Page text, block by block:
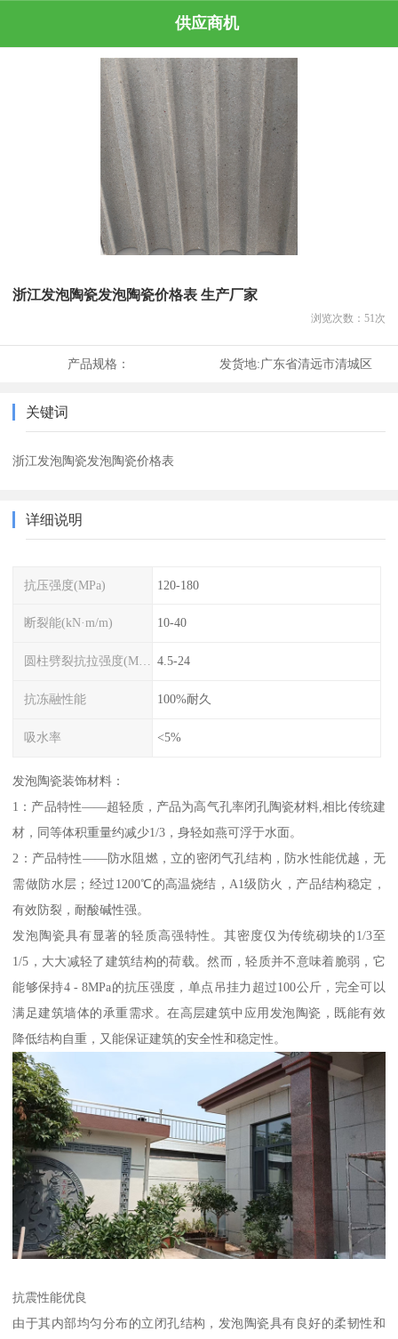
供应商机
浙江发泡陶瓷发泡陶瓷价格表 生产厂家
浏览次数： 51 次
产品规格： 发货地:广东省清远市清城区
关键词
浙江发泡陶瓷发泡陶瓷价格表
详细说明
抗压强度(MPa) 120-180
断裂能(kN·m/m) 10-40
圆柱劈裂抗拉强度(MPa) 4.5-24
抗冻融性能 100%耐久
吸水率 <5%
发泡陶瓷装饰材料：
1：产品特性——超轻质，产品为高气孔率闭孔陶瓷材料,相比传统建
材，同等体积重量约减少1/3，身轻如燕可浮于水面。
2：产品特性——防水阻燃，立的密闭气孔结构，防水性能优越，无
需做防水层；经过1200℃的高温烧结，A1级防火，产品结构稳定，
有效防裂，耐酸碱性强。
发泡陶瓷具有显著的轻质高强特性。其密度仅为传统砌块的1/3至
1/5，大大减轻了建筑结构的荷载。然而，轻质并不意味着脆弱，它
能够保持4 - 8MPa的抗压强度，单点吊挂力超过100公斤，完全可以
满足建筑墙体的承重需求。在高层建筑中应用发泡陶瓷，既能有效
降低结构自重，又能保证建筑的安全性和稳定性。
抗震性能优良
由于其内部均匀分布的立闭孔结构，发泡陶瓷具有良好的柔韧性和